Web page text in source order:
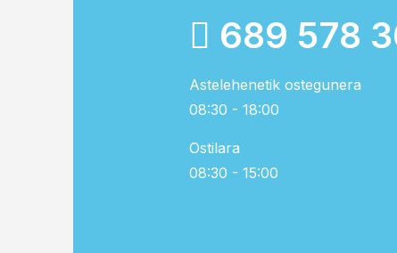
689 578
Astelehenetik ostegunera
08:30 - 18:00
Ostilara
08:30 - 15:00